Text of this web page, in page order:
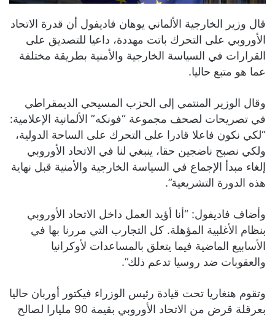
قال وزير الخارجية الألماني يوهان فاديفول أن قدرة الاتحاد
الأوروبي على التحرك باتت مهددة، داعيا للتصديق على
القرارات في السياسة الخارجية والأمنية بطريقة مختلفة
عما هو متبع حاليا.
وقال الوزير المنتمي إلى الحزب المسيحي الديمقراطي
في تصريحات لصحف مجموعة “فونكه” الألمانية الإعلامية:
“لكي نكون فاعلا قادرا على التحرك على الساحة الدولية،
ولكي نصبح ناضجين حقا، ينبغي لنا في الاتحاد الأوروبي
إلغاء مبدأ الإجماع في السياسة الخارجية والأمنية قبل نهاية
هذه الدورة التشريعية”.
وأضاف فاديفول: “أنا أؤيد العمل داخل الاتحاد الأوروبي
بنظام الأغلبية المؤهلة. كل التجارب التي مررنا بها في
الأسابيع الماضية فيما يتعلق بالمساعدات لأوكرانيا
والعقوبات ضد روسيا تدعم ذلك”.
وتقوم هنغاريا تحت قيادة رئيس الوزراء فيكتور أوربان حاليا
بعرقلة قرض من الاتحاد الأوروبي بقيمة 90 مليارا لصالح